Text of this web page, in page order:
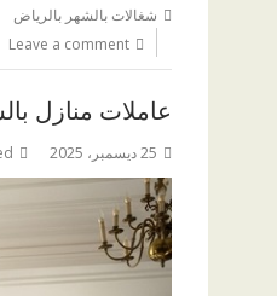
شغالات بالشهر بالرياض
Leave a comment
عاملات منازل بالشهر
25 ديسمبر، 2025